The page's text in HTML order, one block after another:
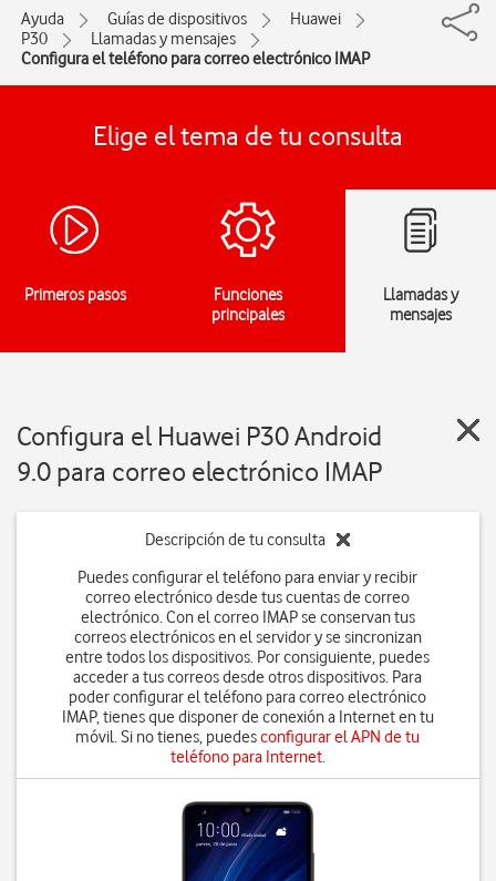
Ayuda Guías de dispositivos
Huawei
P30
Llamadas y mensajes
Configura el teléfono para correo electrónico IMAP
Elige el tema de tu consulta
Primeros pasos
Funciones
principales
Llamadas y
mensajes
Configura el Huawei P30 Android
9.0 para correo electrónico IMAP
Descripción de tu consulta
Puedes configurar el teléfono para enviar y recibir
correo electrónico desde tus cuentas de correo
electrónico. Con el correo IMAP se conservan tus
correos electrónicos en el servidor y se sincronizan
entre todos los dispositivos. Por consiguiente, puedes
acceder a tus correos desde otros dispositivos. Para
poder configurar el teléfono para correo electrónico
IMAP, tienes que disponer de conexión a Internet en tu
móvil. Si no tienes, puedesconfigurar el APN de tu
teléfono para Internet.